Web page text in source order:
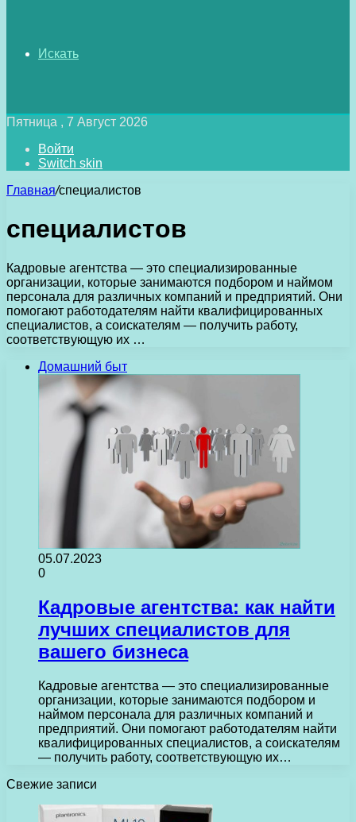
Искать
Пятница , 7 Август 2026
Войти
Switch skin
Главная/специалистов
специалистов
Кадровые агентства — это специализированные
организации, которые занимаются подбором и наймом
персонала для различных компаний и предприятий. Они
помогают работодателям найти квалифицированных
специалистов, а соискателям — получить работу,
соответствующую их …
Домашний быт
05.07.2023
0
Кадровые агентства: как найти
лучших специалистов для
вашего бизнеса
Кадровые агентства — это специализированные
организации, которые занимаются подбором и
наймом персонала для различных компаний и
предприятий. Они помогают работодателям найти
квалифицированных специалистов, а соискателям
— получить работу, соответствующую их…
Свежие записи